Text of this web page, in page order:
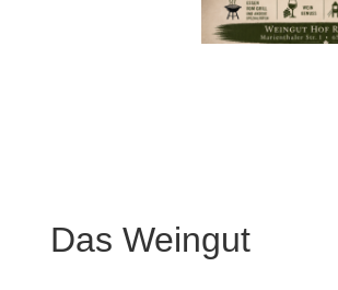
Das Weingut